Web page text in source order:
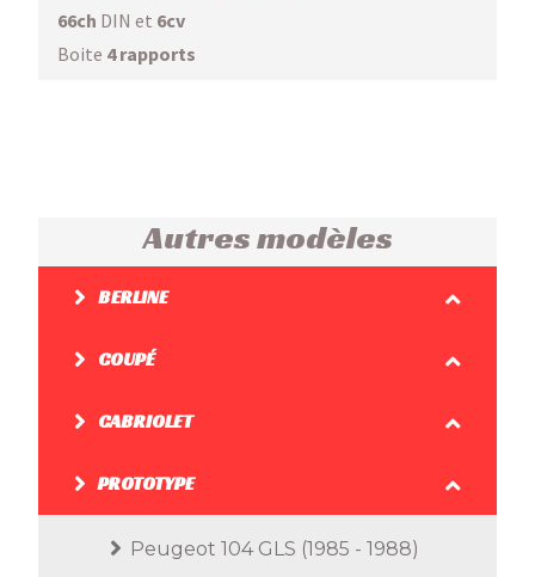
66ch DIN et 6cv
Boite 4 rapports
Autres modèles
BERLINE
COUPÉ
CABRIOLET
PROTOTYPE
Peugeot 104 GLS (1985 - 1988)